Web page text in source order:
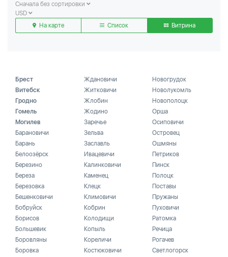
Сначала без сортировки
USD
На карте
Список Витрина
Брест
Витебск
Гродно
Гомель
Могилев
Барановичи
Барань
Белоозёрск
Березино
Береза
Березовка
Бешенковичи
Бобруйск
Борисов
Большевик
Боровляны
Боровка
Ждановичи
Житковичи
Жлобин
Жодино
Заречье
Зельва
Заславль
Ивацевичи
Калинковичи
Каменец
Клецк
Климовичи
Кобрин
Колодищи
Копыль
Кореличи
Костюковичи
Новогрудок
Новолукомль
Новополоцк
Орша
Осиповичи
Островец
Ошмяны
Петриков
Пинск
Полоцк
Поставы
Пружаны
Пуховичи
Ратомка
Речица
Рогачев
Светлогорск